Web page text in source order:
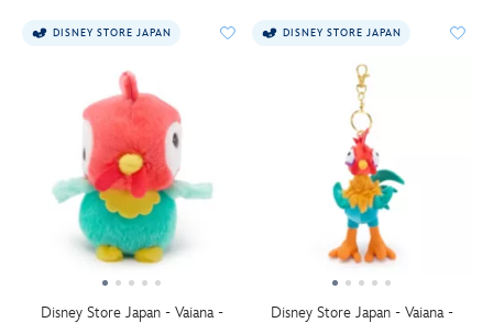
DISNEY STORE JAPAN
Disney Store Japan - Vaiana -
DISNEY STORE JAPAN
Disney Store Japan - Vaiana -